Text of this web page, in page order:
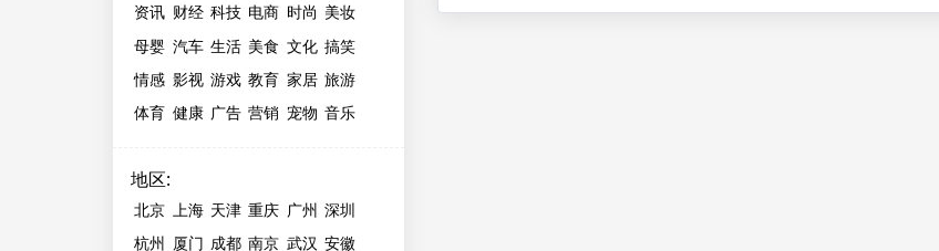
资讯 财经 科技 电商 时尚 美妆
母婴 汽车 生活 美食 文化 搞笑
情感 影视 游戏 教育 家居 旅游
体育 健康 广告 营销 宠物 音乐
地区:
北京 上海 天津 重庆 广州 深圳
杭州 厦门 成都 南京 武汉 安徽